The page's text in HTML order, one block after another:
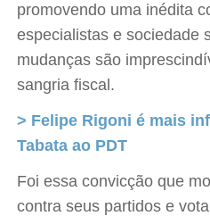
promovendo uma inédita
especialistas e sociedade
mudanças são
sangria fiscal.
> Felipe Rigoni é mais
Tabata ao PDT
Foi essa convicção que
contra seus partidos e